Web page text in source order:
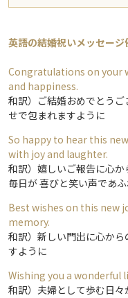
英語の結婚祝いメッセージ
Congratulations on your
and happiness.
和訳）ご結婚おめでとう
せで包まれますように
So happy to hear this
with joy and laughter.
和訳）嬉しいご報告に心
毎日が 喜びと笑い声であ
Best wishes on this new
memory.
和訳）新しい門出に心か
すように
Wishing you a wonderful
和訳）夫婦として歩む日々